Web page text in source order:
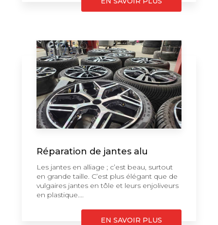
Réparation de jantes alu
Les jantes en alliage ; c’est beau, surtout
en grande taille. C’est plus élégant que de
vulgaires jantes en tôle et leurs enjoliveurs
en plastique....
EN SAVOIR PLUS